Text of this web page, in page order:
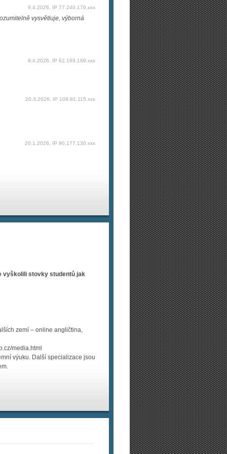
9.4.2026, IP 77.240.179.xxx
vysvětluje, výborná
8.4.2026, IP 62.169.189.xxx
20.3.2026, IP 109.81.115.xxx
20.1.2026, IP 90.177.130.xxx
vyškolili stovky studentů jak
zemí – online angličtina,
me­dia.html
výuku. Další specializace jsou